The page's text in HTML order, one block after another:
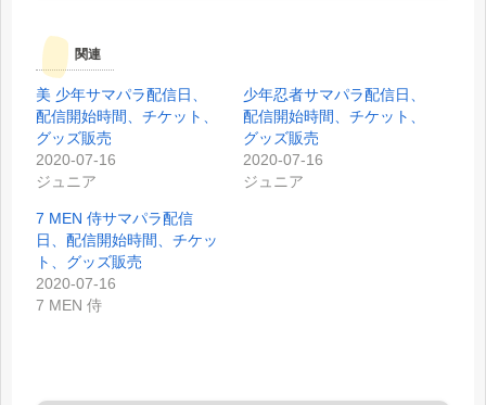
関連
美 少年サマパラ配信日、
配信開始時間、チケット、
グッズ販売
2020-07-16
ジュニア
少年忍者サマパラ配信日、
配信開始時間、チケット、
グッズ販売
2020-07-16
ジュニア
7 MEN 侍サマパラ配信
日、配信開始時間、チケッ
ト、グッズ販売
2020-07-16
7 MEN 侍